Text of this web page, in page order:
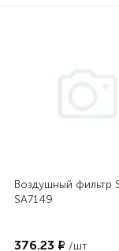
Воздушный фильтр
SA7149
376.23 ₽ /шт